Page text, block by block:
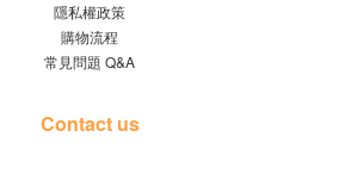
隱私權政策
購物流程
常見問題 Q&A
Contact us